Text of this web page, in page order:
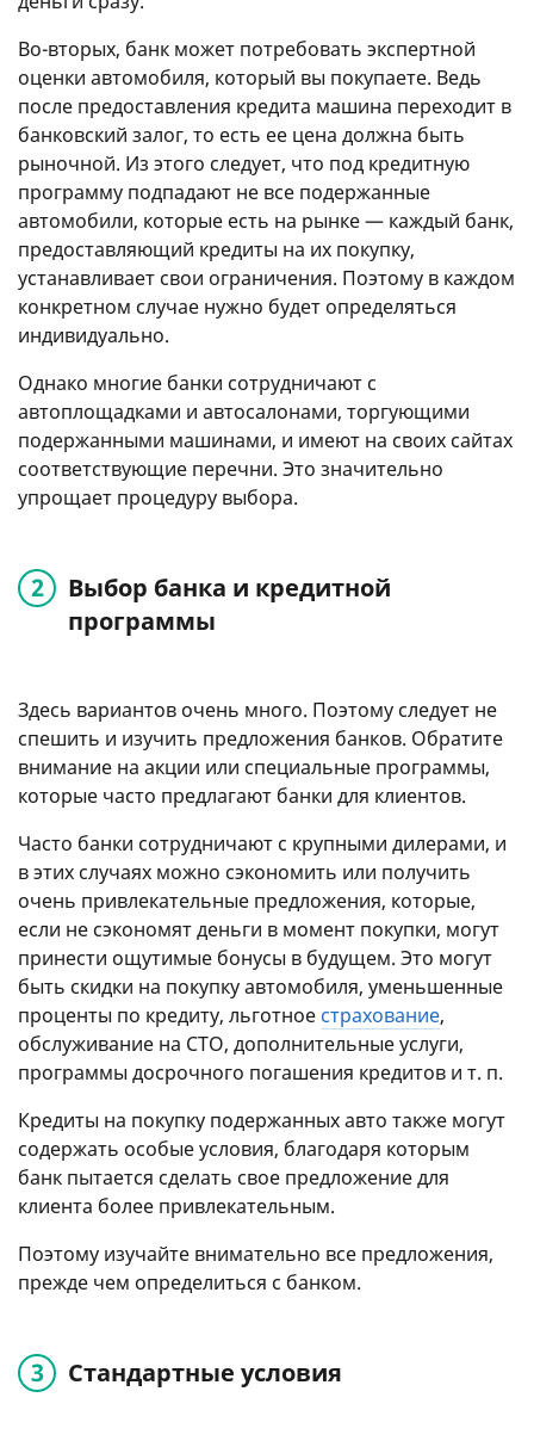
Во-вторых, банк может потребовать экспертной
оценки автомобиля, который вы покупаете. Ведь
после предоставления кредита машина переходит в
банковский залог, то есть ее цена должна быть
рыночной. Из этого следует, что под кредитную
программу подпадают не все подержанные
автомобили, которые есть на рынке — каждый банк,
предоставляющий кредиты на их покупку,
устанавливает свои ограничения. Поэтому в каждом
конкретном случае нужно будет определяться
индивидуально.
Однако многие банки сотрудничают с
автоплощадками и автосалонами, торгующими
подержанными машинами, и имеют на своих сайтах
соответствующие перечни. Это значительно
упрощает процедуру выбора.
Выбор банка и кредитной
программы
Здесь вариантов очень много. Поэтому следует не
спешить и изучить предложения банков. Обратите
внимание на акции или специальные программы,
которые часто предлагают банки для клиентов.
Часто банки сотрудничают с крупными дилерами, и
в этих случаях можно сэкономить или получить
очень привлекательные предложения, которые,
если не сэкономят деньги в момент покупки, могут
принести ощутимые бонусы в будущем. Это могут
быть скидки на покупку автомобиля, уменьшенные
проценты по кредиту, льготное страхование,
обслуживание на СТО, дополнительные услуги,
программы досрочного погашения кредитов и т. п.
Кредиты на покупку подержанных авто также могут
содержать особые условия, благодаря которым
банк пытается сделать свое предложение для
клиента более привлекательным.
Поэтому изучайте внимательно все предложения,
прежде чем определиться с банком.
Стандартные условия